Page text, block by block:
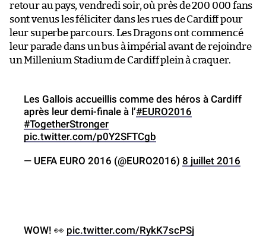
retour au pays, vendredi soir, où près de 200 000 fans
sont venus les féliciter dans les rues de Cardiff pour
leur superbe parcours. Les Dragons ont commencé
leur parade dans un bus à impérial avant de rejoindre
un Millenium Stadium de Cardiff plein à craquer.
Les Gallois accueillis comme des héros à Cardiff
après leur demi-finale à l’#EURO2016
#TogetherStronger
pic.twitter.com/p0Y2SFTCgb
— UEFA EURO 2016 (@EURO2016) 8 juillet 2016
WOW! 👀 pic.twitter.com/RykK7scPSj